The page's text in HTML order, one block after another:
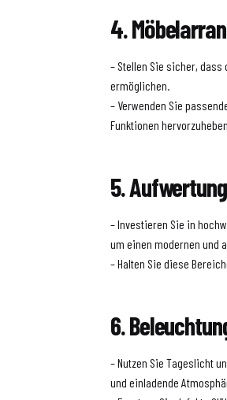
4.
– Stellen Sie sicher, dass
ermöglichen.
– Verwenden Sie
Funktionen
5.
– Investieren Sie in
um einen modernen und
– Halten Sie diese
6.
– Nutzen Sie Tageslicht
und einladende